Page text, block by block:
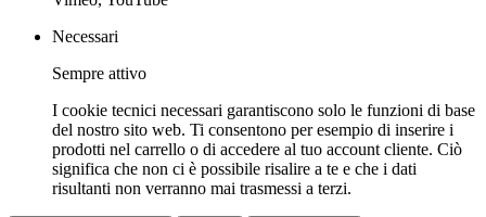
Necessari
Sempre attivo
I cookie tecnici necessari garantiscono solo le funzioni di base
del nostro sito web. Ti consentono per esempio di inserire i
prodotti nel carrello o di accedere al tuo account cliente. Ciò
significa che non ci è possibile risalire a te e che i dati
risultanti non verranno mai trasmessi a terzi.